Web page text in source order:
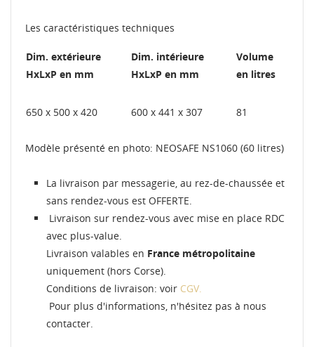
Les caractéristiques techniques
Dim. extérieure
HxLxP en mm
Dim. intérieure
HxLxP en mm
Volume
en litres
650 x 500 x 420 600 x 441 x 307 81
Modèle présenté en photo: NEOSAFE NS1060 (60 litres)
La livraison par messagerie, au rez-de-chaussée et
sans rendez-vous est OFFERTE.
Livraison sur rendez-vous avec mise en place RDC
avec plus-value.
Livraison valables en France métropolitaine
uniquement (hors Corse).
Conditions de livraison: voir CGV.
Pour plus d'informations, n'hésitez pas à nous
contacter.